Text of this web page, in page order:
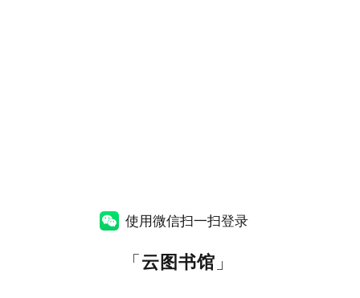
使用微信扫一扫登录
「云图书馆 」